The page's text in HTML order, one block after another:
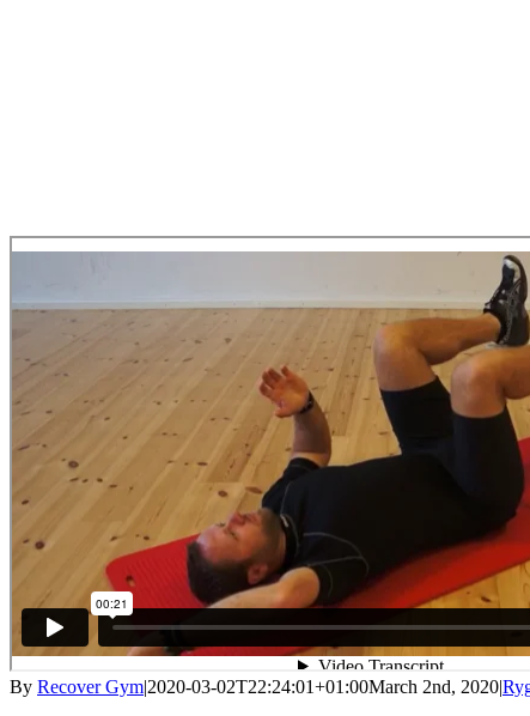
By Recover Gym|2020-03-02T22:24:01+01:00March 2nd, 2020|